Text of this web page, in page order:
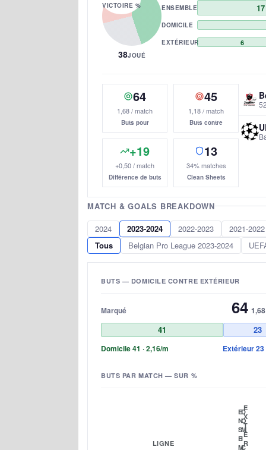
VICTOIRE %
38JOUÉ
ENSEMBLE 17
DOMICILE
EXTÉRIEUR 6
64
1,68 / match
Buts pour
45
1,18 / match
Buts contre
+19
+0,50 / match
Différence de buts
13
34% matches
Clean Sheets
MATCH & GOALS BREAKDOWN
2024
2023-2024 2022-2023
2021-2022
Tous
Belgian Pro League 2023-2024
BUTS — DOMICILE CONTRE EXTÉRIEUR
Marqué 64
41 23
Domicile 41 · 2,16/m Extérieur 23
BUTS PAR MATCH — SUR %
LIGNE
E
N
S
E
M
D
O
M
I
C
E
X
T
É
R